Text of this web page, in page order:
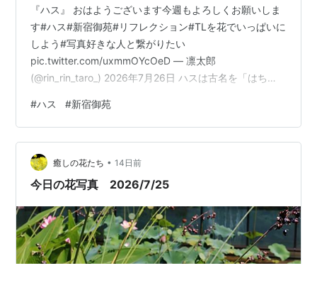
『ハス』 おはようございます今週もよろしくお願いしま
す#ハス#新宿御苑#リフレクション#TLを花でいっぱいに
しよう#写真好きな人と繋がりたい
pic.twitter.com/uxmmOYcOeD — 凛太郎
(@rin_rin_taro_) 2026年7月26日 ハスは古名を「はち
た。 今もなお 尽きせぬものは 涙かな はちすの露に なし
はすれども （和泉式部続集 第87番） 亡き人を偲び、い
くら涙を止めようと思っても、どうしても涙が尽きるこ
とはない、という悲しく切ない歌です。 ランキング参加
中四季の花々大好きチーム ランキング参加中みんなの花
#ハス #新宿御苑
癒しの花たち • 14日前
今日の花写真 2026/7/25